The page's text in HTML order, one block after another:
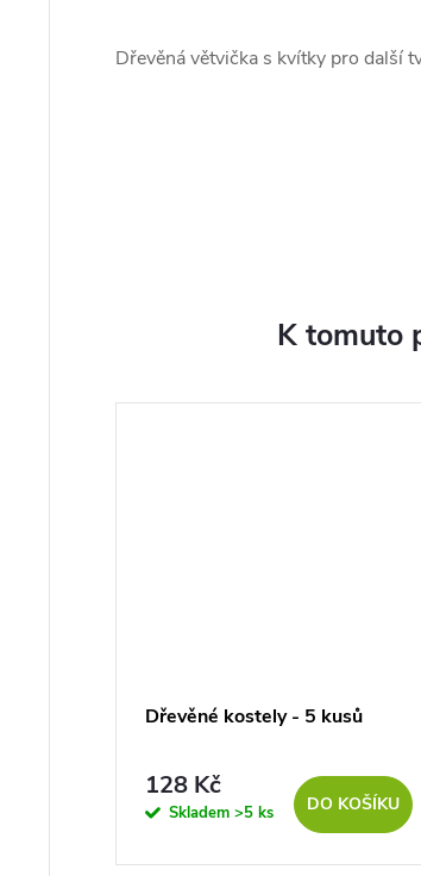
Dřevěná větvička s kvítky pro další
K tomuto
Dřevěné kostely - 5 kusů
128 Kč
Skladem >5 ks DO KOŠÍKU